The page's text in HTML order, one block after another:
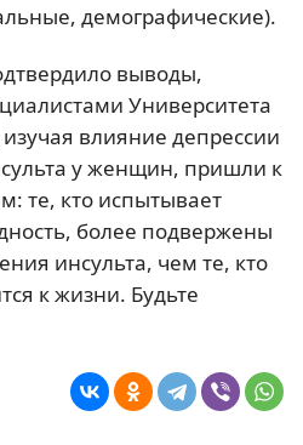
демографические).
выводы,
Университета
влияние депрессии
у женщин, пришли к
те, кто испытывает
более подвержены
инсульта, чем те, кто
к жизни. Будьте